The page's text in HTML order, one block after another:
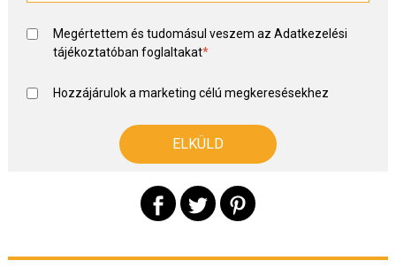
Megértettem és tudomásul veszem azAdatkezelési
tájékoztatóban foglaltakat*
Hozzájárulok a marketing célú megkeresésekhez